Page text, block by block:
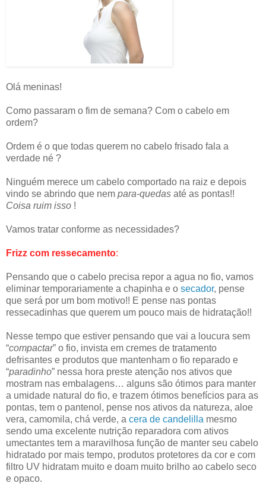
Olá meninas!
Como passaram o fim de semana? Com o cabelo em
ordem?
Ordem é o que todas querem no cabelo frisado fala a
verdade né ?
Ninguém merece um cabelo comportado na raiz e depois
vindo se abrindo que nem para-quedas até as pontas!!
Coisa ruim isso !
Vamos tratar conforme as necessidades?
Frizz com ressecamento:
Pensando que o cabelo precisa repor a agua no fio, vamos
eliminar temporariamente a chapinha e o secador, pense
que será por um bom motivo!! E pense nas pontas
ressecadinhas que querem um pouco mais de hidratação!!
Nesse tempo que estiver pensando que vai a loucura sem
“compactar” o fio, invista em cremes de tratamento
defrisantes e produtos que mantenham o fio reparado e
“paradinho” nessa hora preste atenção nos ativos que
mostram nas embalagens… alguns são ótimos para manter
a umidade natural do fio, e trazem ótimos benefícios para as
pontas, tem o pantenol, pense nos ativos da natureza, aloe
vera, camomila, chá verde, a cera de candelilla mesmo
sendo uma excelente nutrição reparadora com ativos
umectantes tem a maravilhosa função de manter seu cabelo
hidratado por mais tempo, produtos protetores da cor e com
filtro UV hidratam muito e doam muito brilho ao cabelo seco
e opaco.